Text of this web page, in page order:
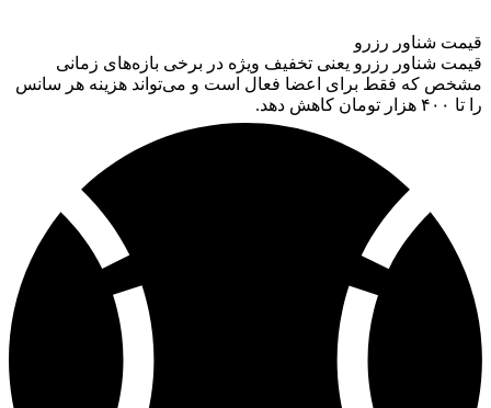
قیمت شناور رزرو
قیمت شناور رزرو یعنی تخفیف ویژه در برخی بازه‌های زمانی
مشخص که فقط برای اعضا فعال است و می‌تواند هزینه هر سانس
را تا ۴۰۰ هزار تومان کاهش دهد.